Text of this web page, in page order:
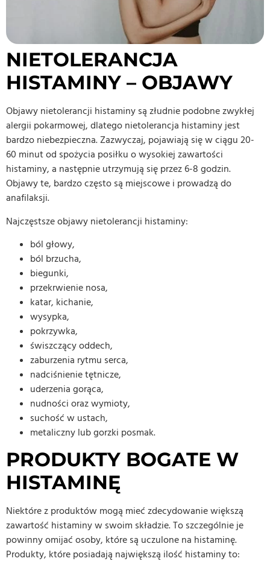
NIETOLERANCJA
HISTAMINY – OBJAWY
Objawy nietolerancji histaminy są złudnie podobne zwykłej
alergii pokarmowej, dlatego nietolerancja histaminy jest
bardzo niebezpieczna. Zazwyczaj, pojawiają się w ciągu 20-
60 minut od spożycia posiłku o wysokiej zawartości
histaminy, a następnie utrzymują się przez 6-8 godzin.
Objawy te, bardzo często są miejscowe i prowadzą do
anafilaksji.
Najczęstsze objawy nietolerancji histaminy:
ból głowy,
ból brzucha,
biegunki,
przekrwienie nosa,
katar, kichanie,
wysypka,
pokrzywka,
świszczący oddech,
zaburzenia rytmu serca,
nadciśnienie tętnicze,
uderzenia gorąca,
nudności oraz wymioty,
suchość w ustach,
metaliczny lub gorzki posmak.
PRODUKTY BOGATE W
HISTAMINĘ
Niektóre z produktów mogą mieć zdecydowanie większą
zawartość histaminy w swoim składzie. To szczególnie je
powinny omijać osoby, które są uczulone na histaminę.
Produkty, które posiadają największą ilość histaminy to: